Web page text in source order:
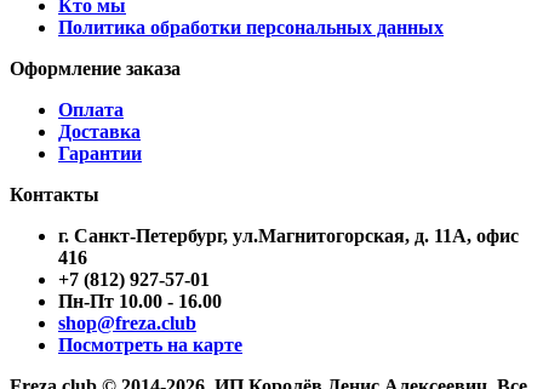
Кто мы
Политика обработки персональных данных
Оформление заказа
Оплата
Доставка
Гарантии
Контакты
г. Санкт-Петербург, ул.Магнитогорская, д. 11А, офис
416
+7 (812) 927-57-01
Пн-Пт 10.00 - 16.00
shop@freza.club
Посмотреть на карте